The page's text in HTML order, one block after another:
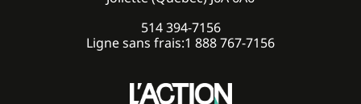
514 394-7156
Ligne sans frais:1 888 767-7156